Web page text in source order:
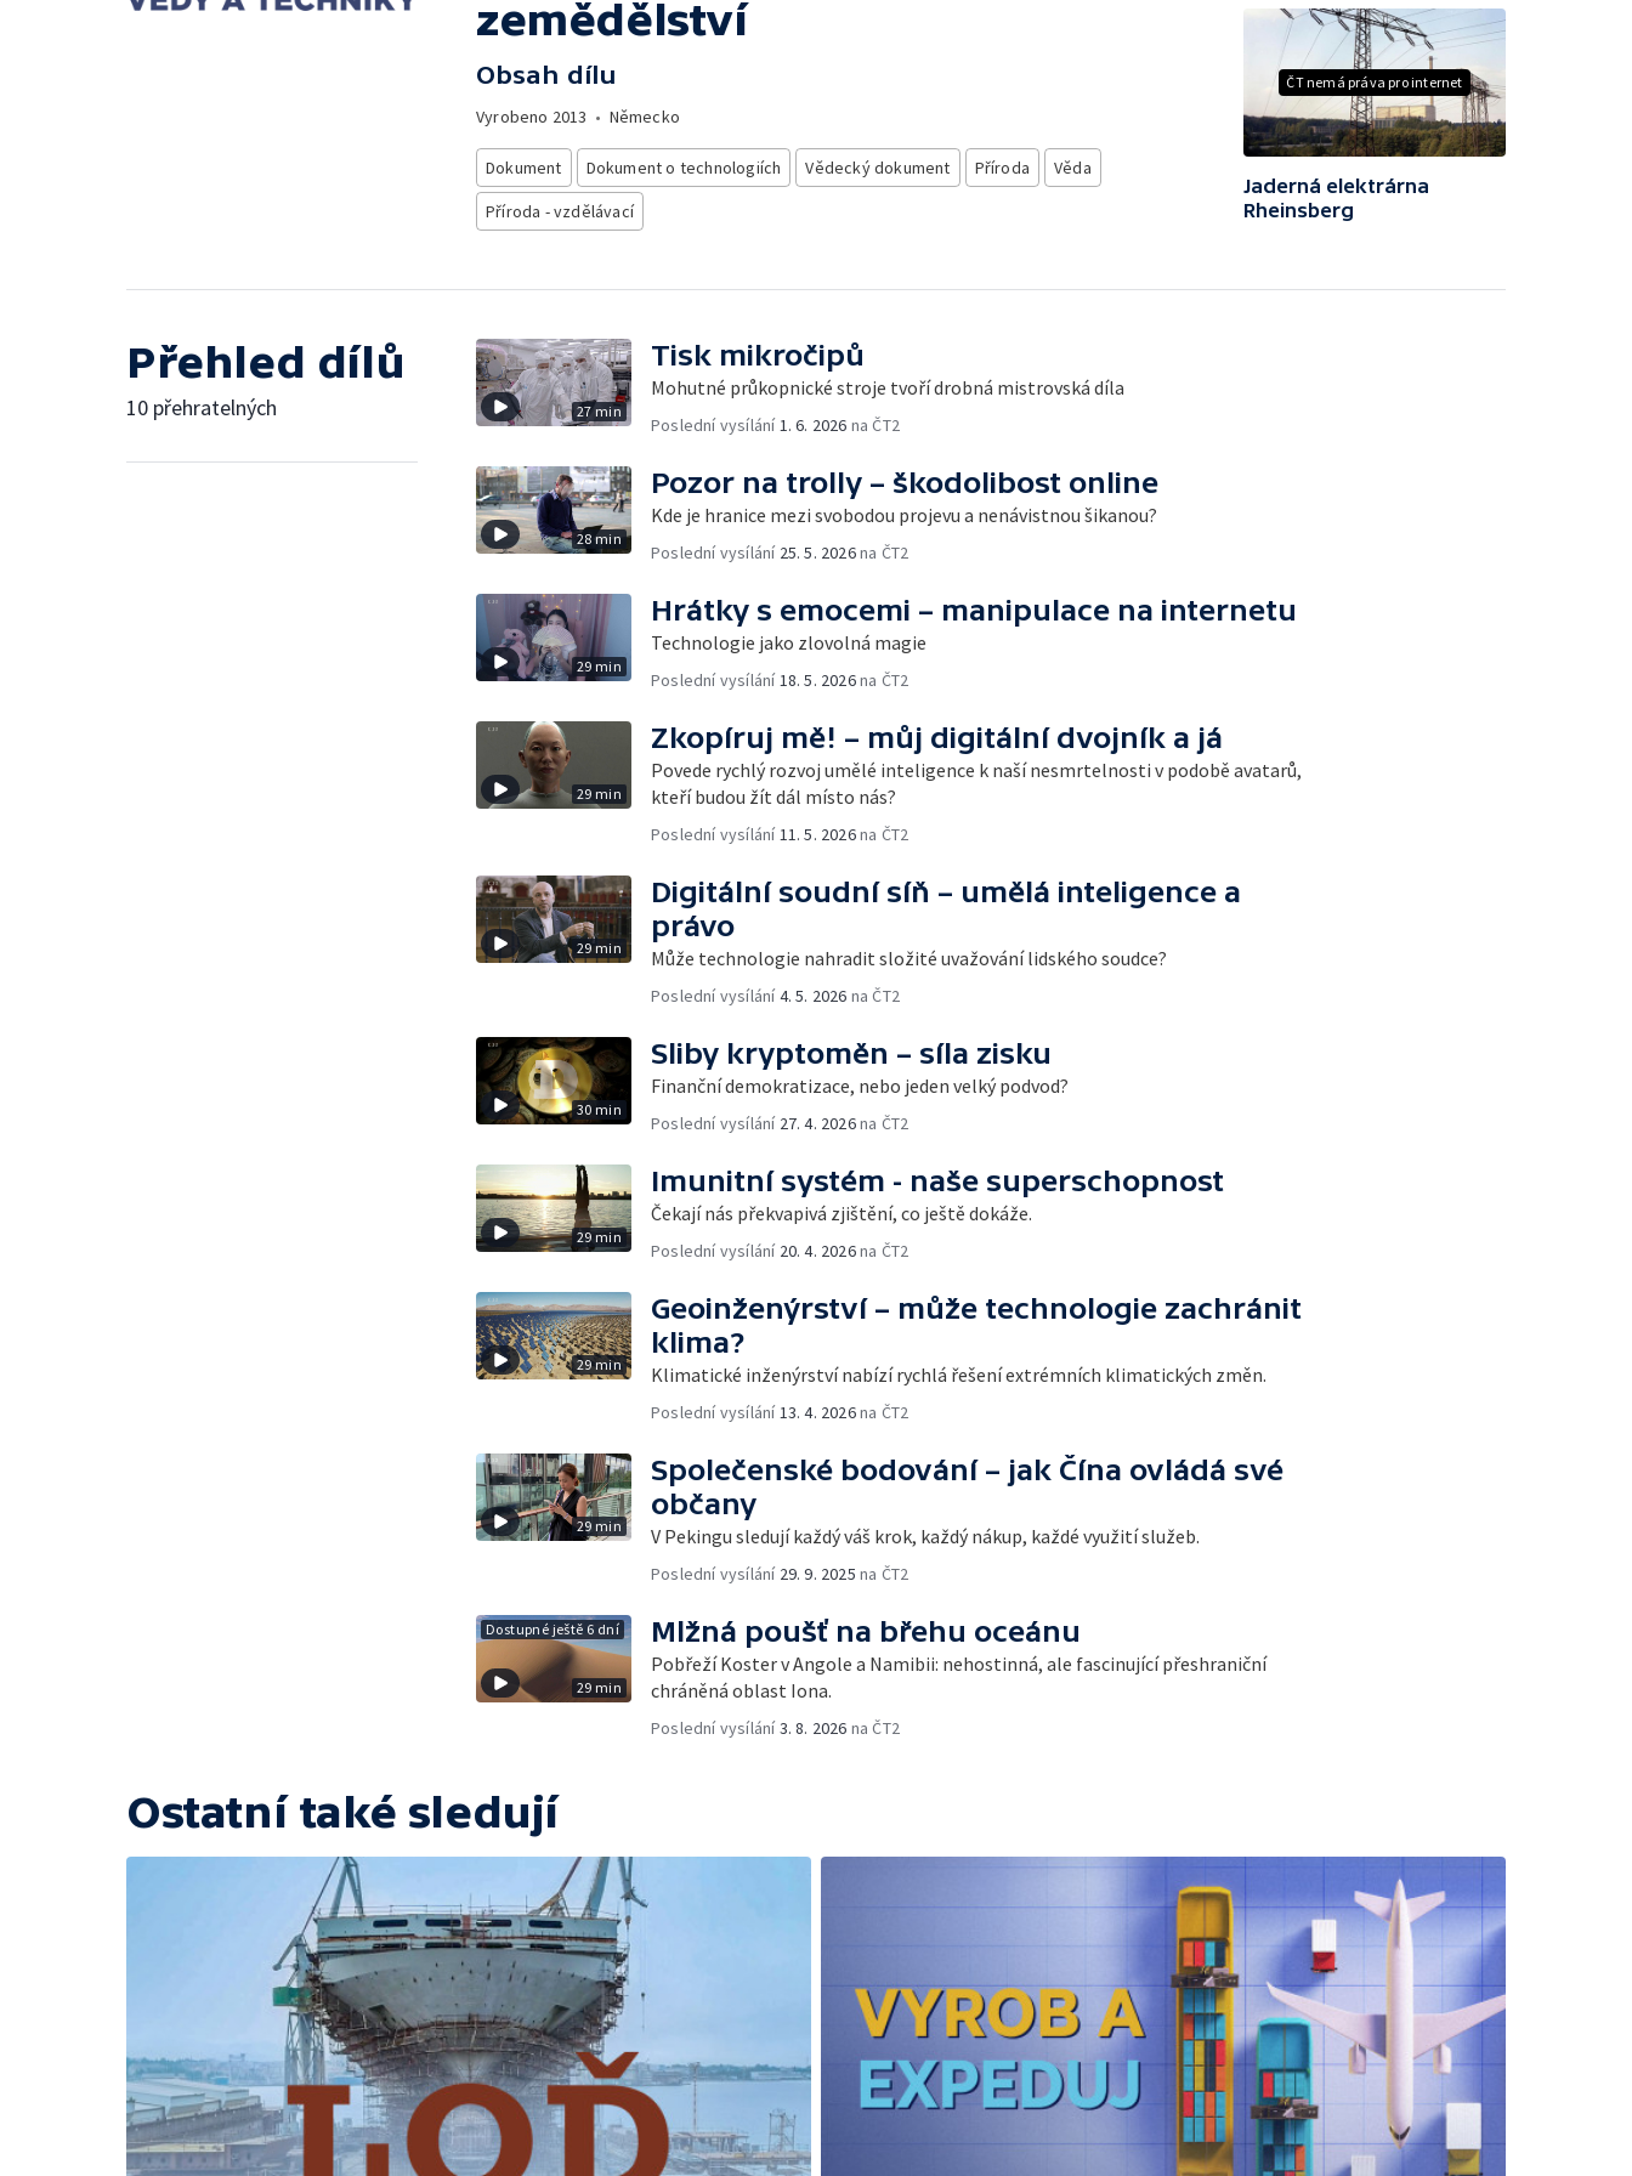
zemědělství
Obsah dílu
Vyrobeno 2013 • Německo
Dokument Dokument o technologiích Vědecký dokument Příroda
Věda
Příroda - vzdělávací
ČT nemá práva pro internet
Jaderná elektrárna
Rheinsberg
Přehled dílů
10 přehratelných 27 min
Tisk mikročipů
Mohutné průkopnické stroje tvoří drobná mistrovská díla
Poslední vysílání 1. 6. 2026 na ČT2
28 min
Pozor na trolly – škodolibost online
Kde je hranice mezi svobodou projevu a nenávistnou šikanou?
Poslední vysílání 25. 5. 2026na ČT2
29 min
Hrátky s emocemi – manipulace na internetu
Technologie jako zlovolná magie
Poslední vysílání 18. 5. 2026na ČT2
29 min
Zkopíruj mě! – můj digitální dvojník a já
Povede rychlý rozvoj umělé inteligence k naší nesmrtelnosti v podobě avatarů,
kteří budou žít dál místo nás?
Poslední vysílání 11. 5. 2026na ČT2
29 min
Digitální soudní síň – umělá inteligence a
právo
Může technologie nahradit složité uvažování lidského soudce?
Poslední vysílání4. 5. 2026 na ČT2
30 min
Sliby kryptoměn – síla zisku
Finanční demokratizace, nebo jeden velký podvod?
Poslední vysílání 27. 4. 2026na ČT2
29 min
Imunitní systém - naše superschopnost
Čekají nás překvapivá zjištění, co ještě dokáže.
Poslední vysílání 20. 4. 2026na ČT2
29 min
Geoinženýrství – může technologie zachránit
klima?
Klimatické inženýrství nabízí rychlá řešení extrémních klimatických změn.
Poslední vysílání 13. 4. 2026na ČT2
29 min
Společenské bodování – jak Čína ovládá své
občany
V Pekingu sledují každý váš krok, každý nákup, každé využití služeb.
Poslední vysílání 29. 9. 2025 na ČT2
Dostupné ještě 6 dní
29 min
Mlžná poušť na břehu oceánu
Pobřeží Koster v Angole a Namibii: nehostinná, ale fascinující přeshraniční
chráněná oblast Iona.
Poslední vysílání3. 8. 2026 na ČT2
Ostatní také sledují